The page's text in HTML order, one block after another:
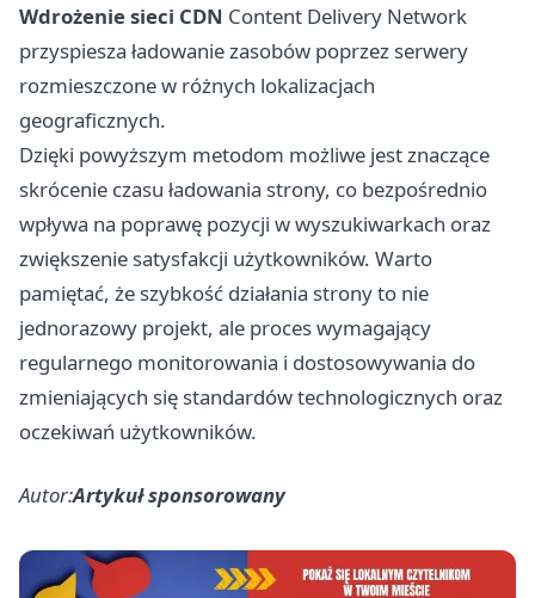
Wdrożenie sieci CDN Content Delivery Network
przyspiesza ładowanie zasobów poprzez serwery
rozmieszczone w różnych lokalizacjach
geograficznych.
Dzięki powyższym metodom możliwe jest znaczące
skrócenie czasu ładowania strony, co bezpośrednio
wpływa na poprawę pozycji w wyszukiwarkach oraz
zwiększenie satysfakcji użytkowników. Warto
pamiętać, że szybkość działania strony to nie
jednorazowy projekt, ale proces wymagający
regularnego monitorowania i dostosowywania do
zmieniających się standardów technologicznych oraz
oczekiwań użytkowników.
Autor:Artykuł sponsorowany